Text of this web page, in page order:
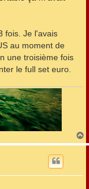
fois. Je l'avais
au moment de
une troisième fois
le full set euro.
a